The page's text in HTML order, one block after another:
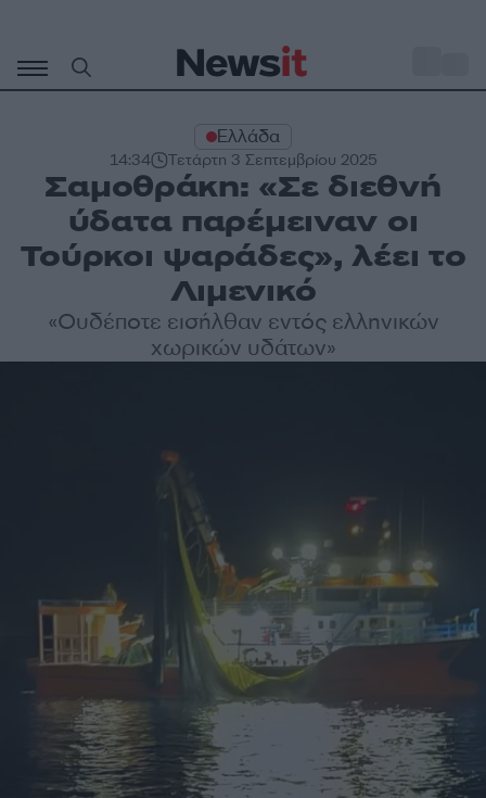
περιεχόμενο
Ελλάδα
14:34 Τετάρτη 3 Σεπτεμβρίου 2025
Σαμοθράκη: «Σε διεθνή
ύδατα παρέμειναν οι
Τούρκοι ψαράδες», λέει το
Λιμενικό
«Ουδέποτε εισήλθαν εντός ελληνικών
χωρικών υδάτων»